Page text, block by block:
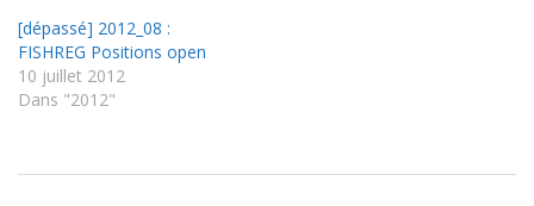
[dépassé] 2012_08 :
FISHREG Positions open
10 juillet 2012
Dans "2012"